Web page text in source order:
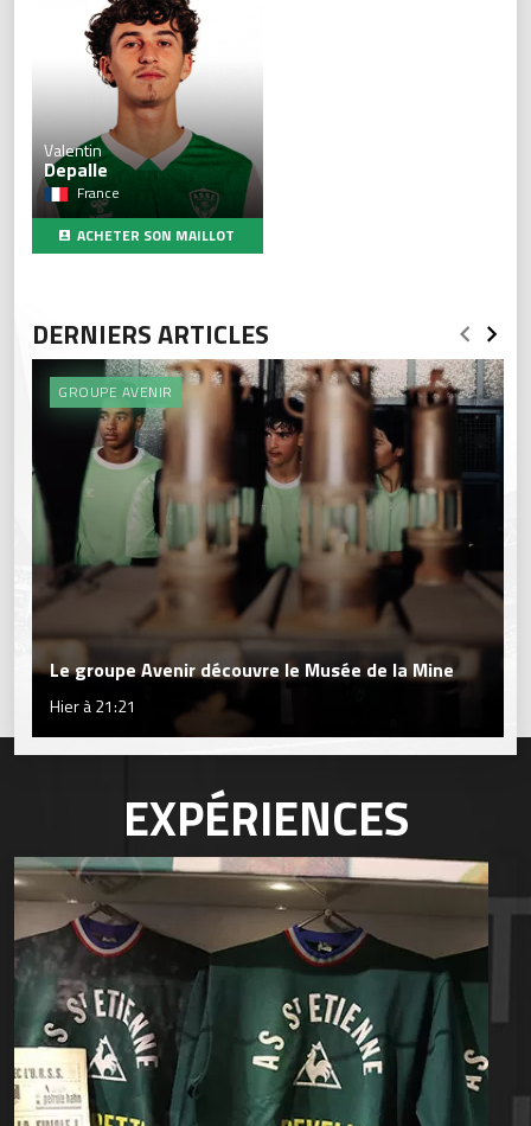
Valentin
Depalle
France
ACHETER SON MAILLOT
DERNIERS ARTICLES
GROUPE AVENIR
Le groupe Avenir découvre le Musée de la Mine
Hier à 21:21
EXPÉRIENCES